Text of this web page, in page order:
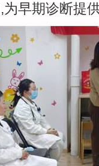
早期诊断提